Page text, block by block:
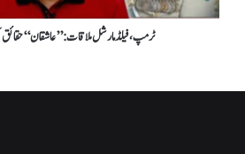
ٹرمپ، فیلڈ مارشل ملاقات: ’’ عاشقان ‘‘حقائق